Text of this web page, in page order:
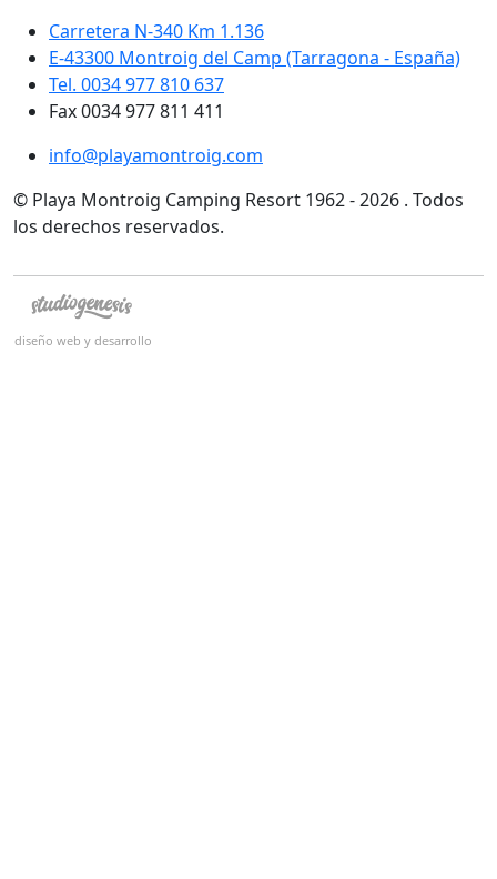
Carretera N-340 Km 1.136
E-43300 Montroig del Camp (Tarragona - España)
Tel. 0034 977 810 637
Fax 0034 977 811 411
info@playamontroig.com
© Playa Montroig Camping Resort 1962 - 2026 . Todos
los derechos reservados.